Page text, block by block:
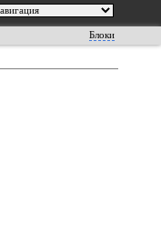
Блоки